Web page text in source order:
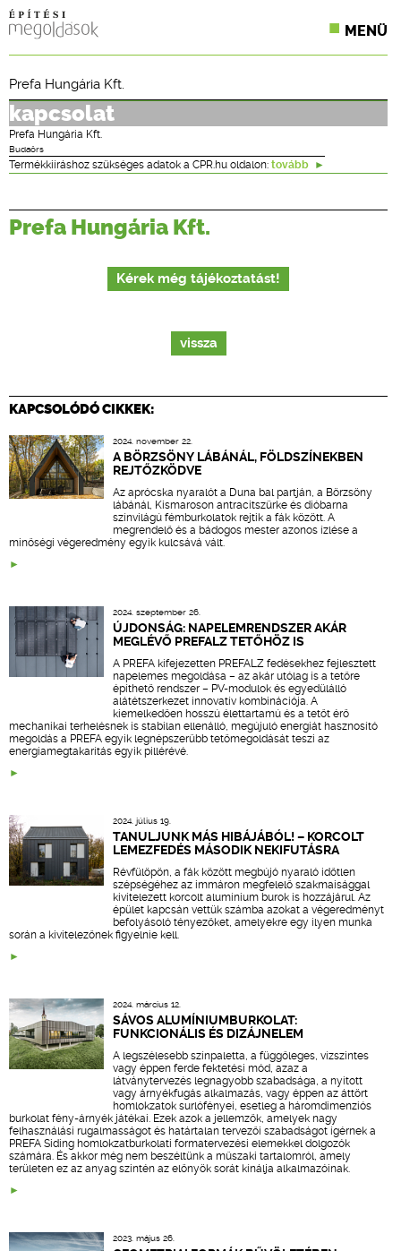
MENÜ
ONLINE KÉPZÉSEK
TERVEZÉSI SEGÉDLETEK
Prefa Hungária Kft.
kapcsolat
Prefa Hungária Kft.
Budaörs
Termékkiíráshoz szükséges adatok a CPR.hu oldalon: tovább
Prefa Hungária Kft.
Kérek még tájékoztatást!
vissza
KAPCSOLÓDÓ CIKKEK:
2024. november 22.
A BÖRZSÖNY LÁBÁNÁL, FÖLDSZÍNEKBEN
REJTŐZKÖDVE
Az aprócska nyaralót a Duna bal partján, a Börzsöny
lábánál, Kismaroson antracitszürke és dióbarna
színvilágú fémburkolatok rejtik a fák között. A
megrendelő és a bádogos mester azonos ízlése a
minőségi végeredmény egyik kulcsává vált.
2024. szeptember 26.
ÚJDONSÁG: NAPELEMRENDSZER AKÁR
MEGLÉVŐ PREFALZ TETŐHÖZ IS
A PREFA kifejezetten PREFALZ fedésekhez fejlesztett
napelemes megoldása – az akár utólag is a tetőre
építhető rendszer – PV-modulok és egyedülálló
alátétszerkezet innovatív kombinációja. A
kiemelkedően hosszú élettartamú és a tetőt érő
mechanikai terhelésnek is stabilan ellenálló, megújuló energiát hasznosító
megoldás a PREFA egyik legnépszerűbb tetőmegoldását teszi az
energiamegtakarítás egyik pillérévé.
2024. július 19.
TANULJUNK MÁS HIBÁJÁBÓL! – KORCOLT
LEMEZFEDÉS MÁSODIK NEKIFUTÁSRA
Révfülöpön, a fák között megbújó nyaraló időtlen
szépségéhez az immáron megfelelő szakmaisággal
kivitelezett korcolt alumínium burok is hozzájárul. Az
épület kapcsán vettük számba azokat a végeredményt
befolyásoló tényezőket, amelyekre egy ilyen munka
során a kivitelezőnek figyelnie kell.
2024. március 12.
SÁVOS ALUMÍNIUMBURKOLAT:
FUNKCIONÁLIS ÉS DIZÁJNELEM
A legszélesebb színpaletta, a függőleges, vízszintes
vagy éppen ferde fektetési mód, azaz a
látványtervezés legnagyobb szabadsága, a nyitott
vagy árnyékfugás alkalmazás, vagy éppen az áttört
homlokzatok surlófényei, esetleg a háromdimenziós
burkolat fény-árnyék játékai. Ezek azok a jellemzők, amelyek nagy
felhasználási rugalmasságot és határtalan tervezői szabadságot ígérnek a
PREFA Siding homlokzatburkolati formatervezési elemekkel dolgozók
számára. És akkor még nem beszéltünk a műszaki tartalomról, amely
területen ez az anyag szintén az előnyök sorát kínálja alkalmazóinak.
2023. május 26.